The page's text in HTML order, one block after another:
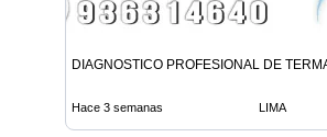
DIAGNOSTICO PROFESIONAL DE
Hace 3 semanas LIMA